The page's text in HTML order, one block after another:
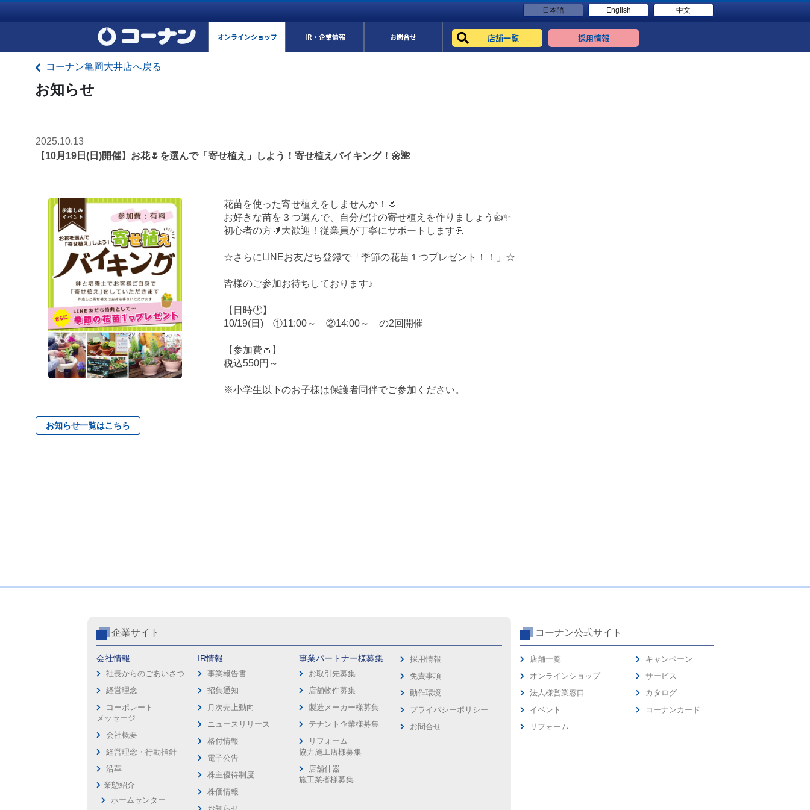
日本語 English 中文
オンラインショップ IR・企業情報 お問合せ 店舗一覧 採用情報
コーナン亀岡大井店へ戻る
お知らせ
2025.10.13
【10月19日(日)開催】お花🌷を選んで「寄せ植え」しよう！寄せ植えバイキング！🌼🌺
花苗を使った寄せ植えをしませんか！🌷
お好きな苗を３つ選んで、自分だけの寄せ植えを作りましょう👍✨
初心者の方🔰大歓迎！従業員が丁寧にサポートします💪
☆さらにLINEお友だち登録で「季節の花苗１つプレゼント！！」☆
皆様のご参加お待ちしております♪
【日時🕐】
10/19(日) ①11:00～ ②14:00～ の2回開催
【参加費👛】
税込550円～
※小学生以下のお子様は保護者同伴でご参加ください。
お知らせ一覧はこちら
企業サイト
会社情報
社長からのごあいさつ
経営理念
コーポレート
メッセージ
会社概要
経営理念・行動指針
沿革
業態紹介
ホームセンター
IR情報
事業報告書
招集通知
月次売上動向
ニュースリリース
格付情報
電子公告
株主優待制度
株価情報
事業パートナー様募集
お取引先募集
店舗物件募集
製造メーカー様募集
テナント企業様募集
リフォーム
協力施工店様募集
店舗什器
施工業者様募集
採用情報
免責事項
動作環境
プライバシーポリシー
お問合せ
コーナン公式サイト
店舗一覧
オンラインショップ
法人様営業窓口
イベント
リフォーム
キャンペーン
サービス
カタログ
コーナンカード